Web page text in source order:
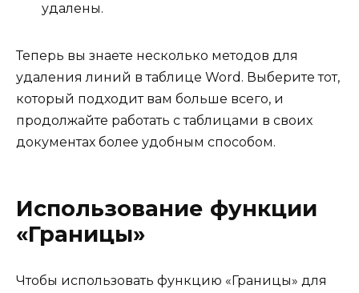
удалены.
Теперь вы знаете несколько методов для
удаления линий в таблице Word. Выберите тот,
который подходит вам больше всего, и
продолжайте работать с таблицами в своих
документах более удобным способом.
Использование функции
«Границы»
Чтобы использовать функцию «Границы» для